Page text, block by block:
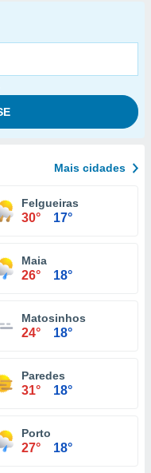
Mais cidades
Felgueiras
30° 17°
Maia
26° 18°
Matosinhos
24° 18°
Paredes
31° 18°
Porto
27° 18°